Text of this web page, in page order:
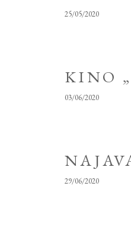
25/05/2020
KINO
03/06/2020
29/06/2020